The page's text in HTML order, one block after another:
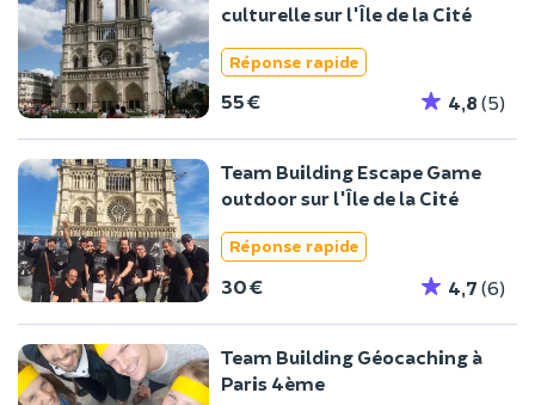
culturelle sur l'Île de la Cité
Réponse rapide
55 € 4,8 (5)
Team Building Escape Game
outdoor sur l'Île de la Cité
Réponse rapide
30 € 4,7 (6)
Team Building Géocaching à
Paris 4ème